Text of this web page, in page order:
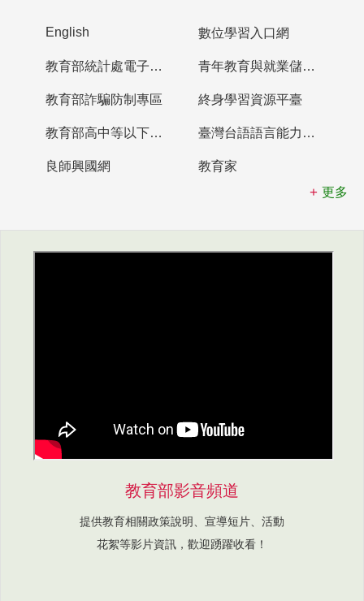
English 數位學習入口網
教育部統計處電子書櫃 青年教育與就業儲蓄帳戶
教育部詐騙防制專區 終身學習資源平臺
教育部高中等以下學校及幼兒園教師資格檢定考試 臺灣台語語言能力認證網站
良師興國網
教育家
更多
教育部影音頻道
提供教育相關政策說明、宣導短片、活動
花絮等影片資訊，歡迎踴躍收看！